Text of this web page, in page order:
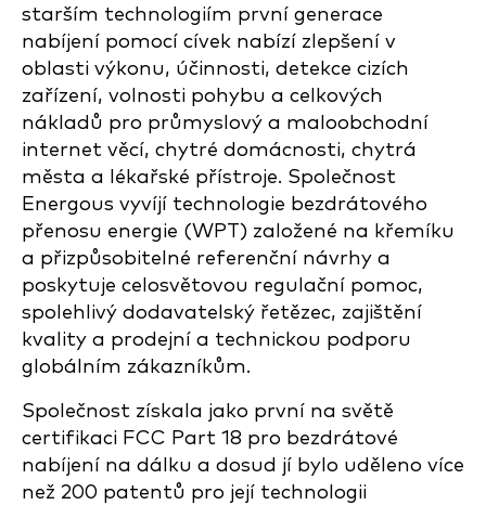
starším technologiím první generace
nabíjení pomocí cívek nabízí zlepšení v
oblasti výkonu, účinnosti, detekce cizích
zařízení, volnosti pohybu a celkových
nákladů pro průmyslový a maloobchodní
internet věcí, chytré domácnosti, chytrá
města a lékařské přístroje. Společnost
Energous vyvíjí technologie bezdrátového
přenosu energie (WPT) založené na křemíku
a přizpůsobitelné referenční návrhy a
poskytuje celosvětovou regulační pomoc,
spolehlivý dodavatelský řetězec, zajištění
kvality a prodejní a technickou podporu
globálním zákazníkům.
Společnost získala jako první na světě
certifikaci FCC Part 18 pro bezdrátové
nabíjení na dálku a dosud jí bylo uděleno více
než 200 patentů pro její technologii